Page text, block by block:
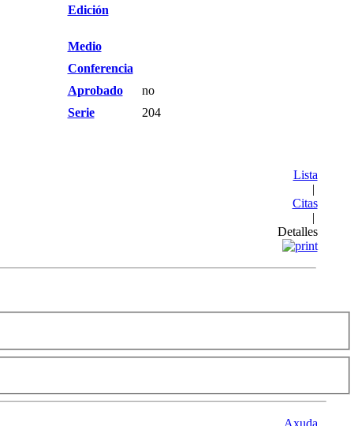
Edición
Medio
Conferencia
Aprobado
no
Serie 204
Lista
|
Citas
|
Detalles